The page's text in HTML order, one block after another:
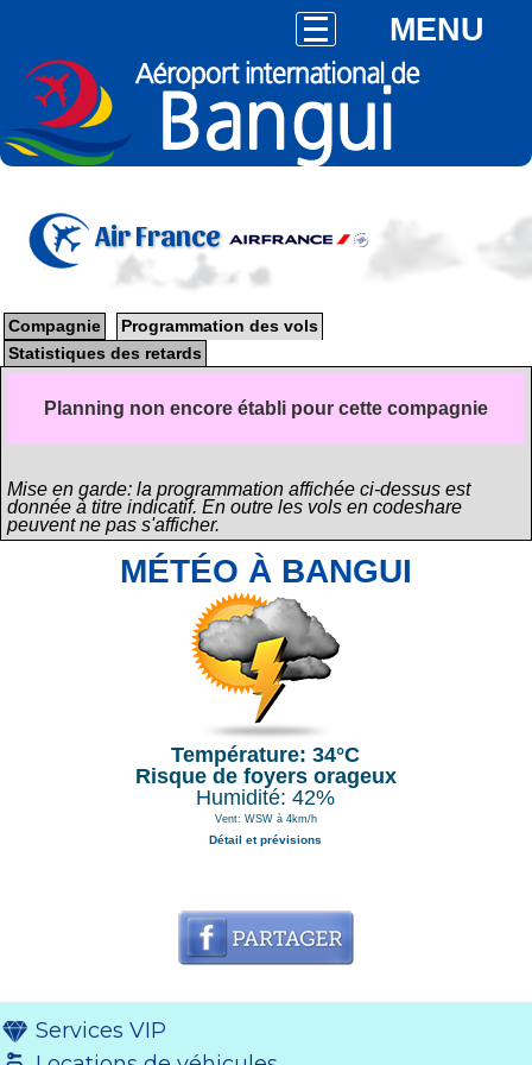
MENU
Air France
Compagnie
Programmation des vols
Statistiques des retards
Planning non encore établi pour cette compagnie
Mise en garde: la programmation affichée ci-dessus est
donnée à titre indicatif. En outre les vols en codeshare
peuvent ne pas s'afficher.
MÉTÉO À BANGUI
Température: 34°C
Risque de foyers orageux
Humidité: 42%
Vent: WSW à 4km/h
Détail et prévisions
Services VIP